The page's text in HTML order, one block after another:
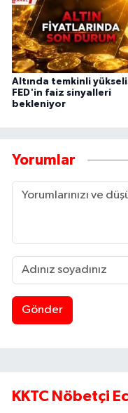
Altında temkinli
FED'in faiz sinyalleri
bekleniyor
Yorumlar
Gönder
KKTC Nöbetçi